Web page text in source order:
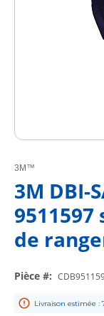
3M™
3M DBI-
de
Pièce #:
Livraison estimée :